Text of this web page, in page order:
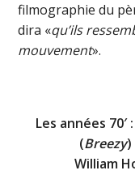
filmographie du
dira «qu’ils
mouvement».
Les années
(Breezy)
William